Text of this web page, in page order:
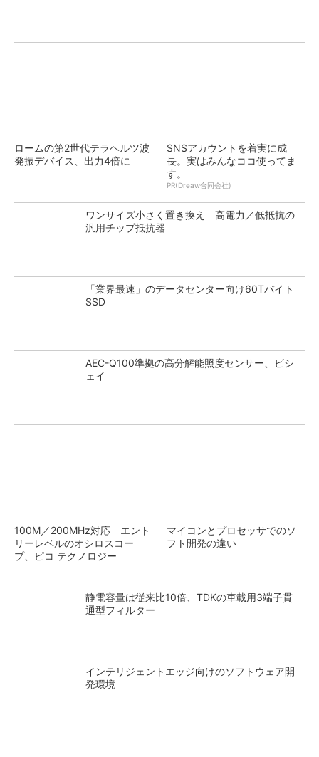
ロームの第2世代テラヘルツ波
発振デバイス、出力4倍に
SNSアカウントを着実に成
長。実はみんなココ使ってま
す。
PR(Dreaw合同会社)
ワンサイズ小さく置き換え 高電力／低抵抗の
汎用チップ抵抗器
「業界最速」のデータセンター向け60Tバイト
SSD
AEC-Q100準拠の高分解能照度センサー、ビシ
ェイ
100M／200MHz対応 エント
リーレベルのオシロスコー
プ、ピコ テクノロジー
マイコンとプロセッサでのソ
フト開発の違い
静電容量は従来比10倍、TDKの車載用3端子貫
通型フィルター
インテリジェントエッジ向けのソフトウェア開
発環境